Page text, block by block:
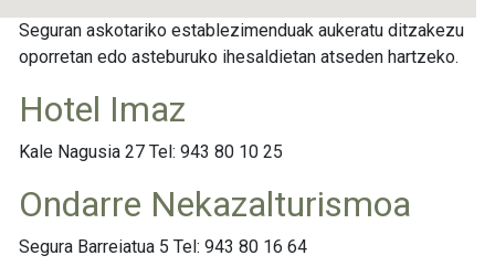
Seguran askotariko establezimenduak aukeratu ditzakezu
oporretan edo asteburuko ihesaldietan atseden hartzeko.
Hotel Imaz
Kale Nagusia 27 Tel: 943 80 10 25
Ondarre Nekazalturismoa
Segura Barreiatua 5 Tel: 943 80 16 64